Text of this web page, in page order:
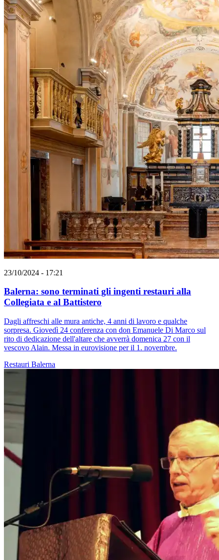
23/10/2024 - 17:21
Balerna: sono terminati gli ingenti restauri alla
Collegiata e al Battistero
Dagli affreschi alle mura antiche, 4 anni di lavoro e qualche
sorpresa. Giovedì 24 conferenza con don Emanuele Di Marco sul
rito di dedicazione dell'altare che avverrà domenica 27 con il
vescovo Alain. Messa in eurovisione per il 1. novembre.
Restauri Balerna